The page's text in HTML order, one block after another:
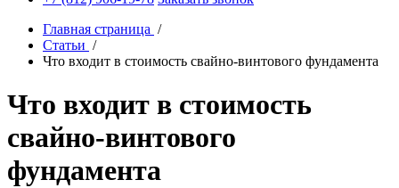
Главная страница /
Статьи /
Что входит в стоимость свайно-винтового фундамента
Что входит в стоимость
свайно-винтового
фундамента